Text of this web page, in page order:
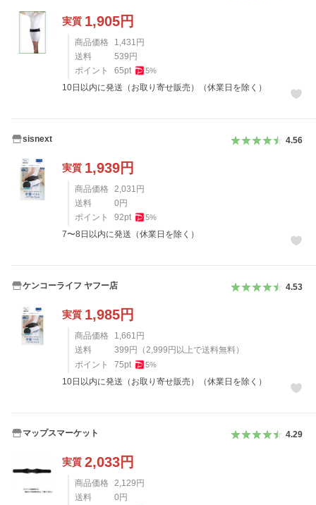
実質 1,905円
商品価格 1,431 円
送料
539 円
ポイント
65pt 5%
10日以内に発送（お取り寄せ販売）（休業日を除く）
sisnext 4.56
実質 1,939円
商品価格 2,031 円
送料
0 円
ポイント
92pt 5%
7〜8日以内に発送（休業日を除く）
ケンコーライフ ヤフー店 4.53
実質 1,985円
商品価格 1,661 円
送料
399 円 （2,999 円以上で送料無料）
ポイント
75pt 5%
10日以内に発送（お取り寄せ販売）（休業日を除く）
マップスマーケット 4.29
実質 2,033円
商品価格 2,129 円
送料
0 円